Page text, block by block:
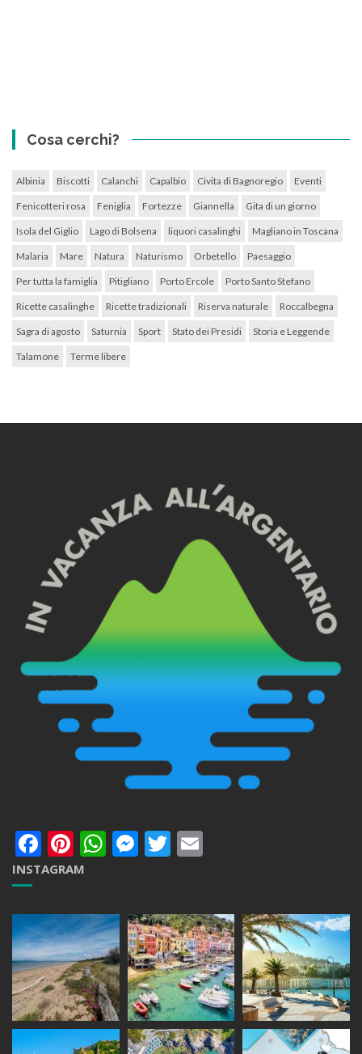
Cosa cerchi?
Albinia Biscotti Calanchi Capalbio Civita di Bagnoregio Eventi
Fenicotteri rosa Feniglia Fortezze Giannella Gita di un giorno
Isola del Giglio Lago di Bolsena liquori casalinghi Magliano in Toscana
Malaria Mare Natura Naturismo Orbetello Paesaggio
Per tutta la famiglia Pitigliano Porto Ercole Porto Santo Stefano
Ricette casalinghe Ricette tradizionali Riserva naturale Roccalbegna
Sagra di agosto Saturnia Sport Stato dei Presidi Storia e Leggende
Talamone Terme libere
Facebook
Pinterest
WhatsApp
Messenger
Twitter
INSTAGRAM